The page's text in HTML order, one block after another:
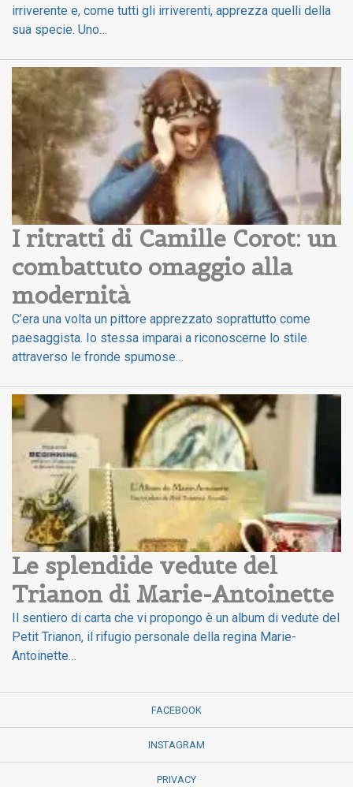
irriverente e, come tutti gli irriverenti, apprezza quelli della
sua specie. Uno…
I ritratti di Camille Corot: un
combattuto omaggio alla
modernità
C’era una volta un pittore apprezzato soprattutto come
paesaggista. Io stessa imparai a riconoscerne lo stile
attraverso le fronde spumose…
Le splendide vedute del
Trianon di Marie-Antoinette
Il sentiero di carta che vi propongo è un album di vedute del
Petit Trianon, il rifugio personale della regina Marie-
Antoinette…
FACEBOOK
INSTAGRAM
PRIVACY